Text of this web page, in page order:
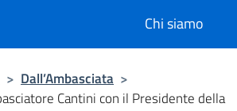
Chi siamo
> Dall’Ambasciata >
Cantini con il Presidente della